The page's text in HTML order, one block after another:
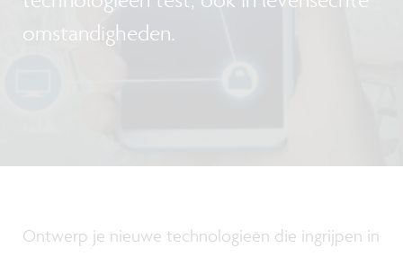
omstandigheden.
Ontwerp je nieuwe technologieën die ingrijpen in